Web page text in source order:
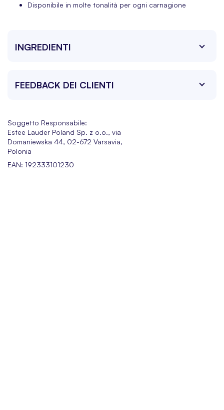
Disponibile in molte tonalità per ogni carnagione
INGREDIENTI
FEEDBACK DEI CLIENTI
Soggetto Responsabile:
Estee Lauder Poland Sp. z o.o., via
Domaniewska 44, 02-672 Varsavia,
Polonia
EAN: 192333101230